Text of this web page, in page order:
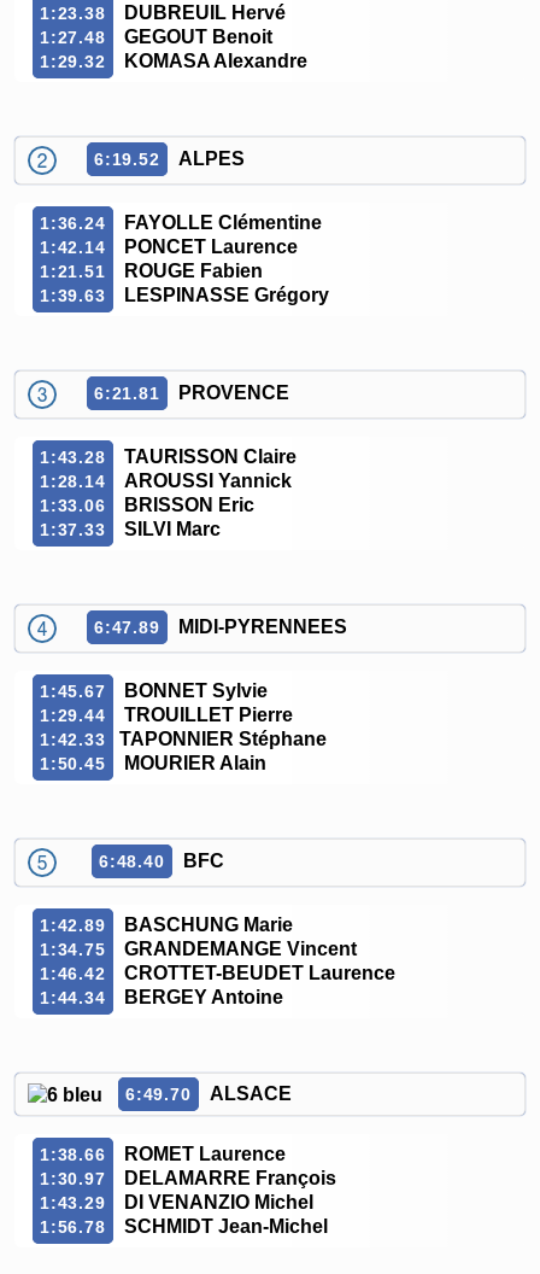
1:23.38 DUBREUIL Hervé
1:27.48 GEGOUT Benoit
1:29.32 KOMASA Alexandre
6:19.52 ALPES
1:36.24 FAYOLLE Clémentine
1:42.14 PONCET Laurence
1:21.51 ROUGE Fabien
1:39.63 LESPINASSE Grégory
6:21.81 PROVENCE
1:43.28 TAURISSON Claire
1:28.14 AROUSSI Yannick
1:33.06 BRISSON Eric
1:37.33 SILVI Marc
6:47.89 MIDI-PYRENNEES
1:45.67 BONNET Sylvie
1:29.44 TROUILLET Pierre
1:42.33 TAPONNIER Stéphane
1:50.45 MOURIER Alain
6:48.40 BFC
1:42.89 BASCHUNG Marie
1:34.75 GRANDEMANGE Vincent
1:46.42 CROTTET-BEUDET Laurence
1:44.34 BERGEY Antoine
6:49.70 ALSACE
1:38.66 ROMET Laurence
1:30.97 DELAMARRE François
1:43.29 DI VENANZIO Michel
1:56.78 SCHMIDT Jean-Michel